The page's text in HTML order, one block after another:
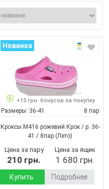
Новинка
+15 грн. бонусов за покупку
Размеры: 36-41 8 пар
Кроксы М416 рожевий Крок / p. 36-
41 / 8пар (Лето)
Цена за пару
210 грн.
Цена за ящик
1 680 грн.
Купить Подробнее